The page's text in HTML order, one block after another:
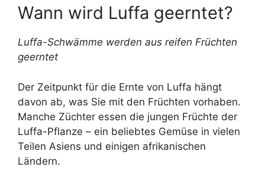
Wann wird Luffa geerntet?
Luffa-Schwämme werden aus reifen Früchten
geerntet
Der Zeitpunkt für die Ernte von Luffa hängt
davon ab, was Sie mit den Früchten vorhaben.
Manche Züchter essen die jungen Früchte der
Luffa-Pflanze – ein beliebtes Gemüse in vielen
Teilen Asiens und einigen afrikanischen
Ländern.